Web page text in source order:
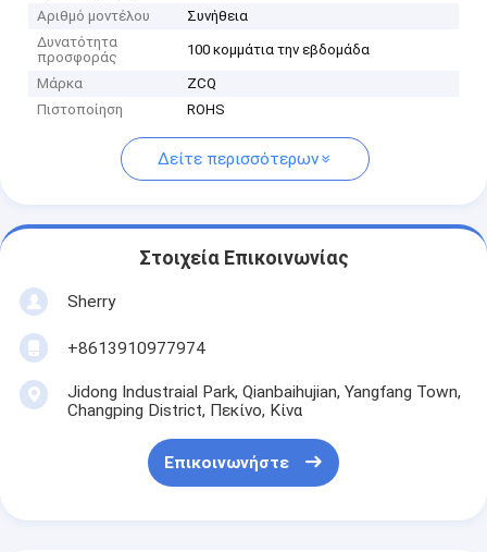
Αριθμό μοντέλου
Συνήθεια
Δυνατότητα
προσφοράς
100 κομμάτια την εβδομάδα
Μάρκα
ZCQ
Πιστοποίηση
ROHS
Δείτε περισσότερων
Στοιχεία Επικοινωνίας
Sherry
+8613910977974
Jidong Industraial Park, Qianbaihujian, Yangfang Town,
Changping District, Πεκίνο, Κίνα
Επικοινωνήστε